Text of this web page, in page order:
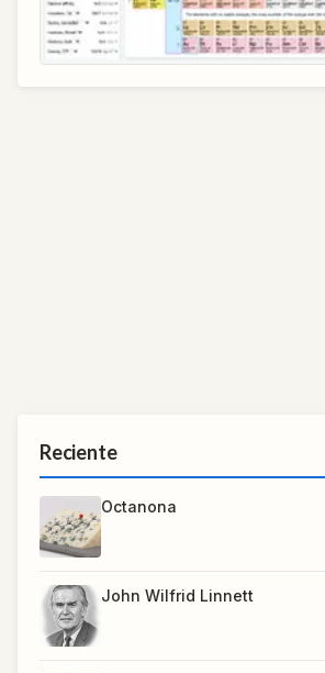
Reciente
Octanona
John Wilfrid Linnett